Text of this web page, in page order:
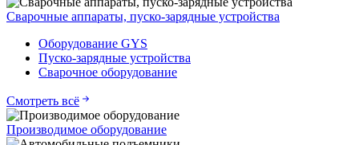
Сварочные аппараты, пуско-зарядные устройства
Оборудование GYS
Пуско-зарядные устройства
Сварочное оборудование
Смотреть всё
Производимое оборудование